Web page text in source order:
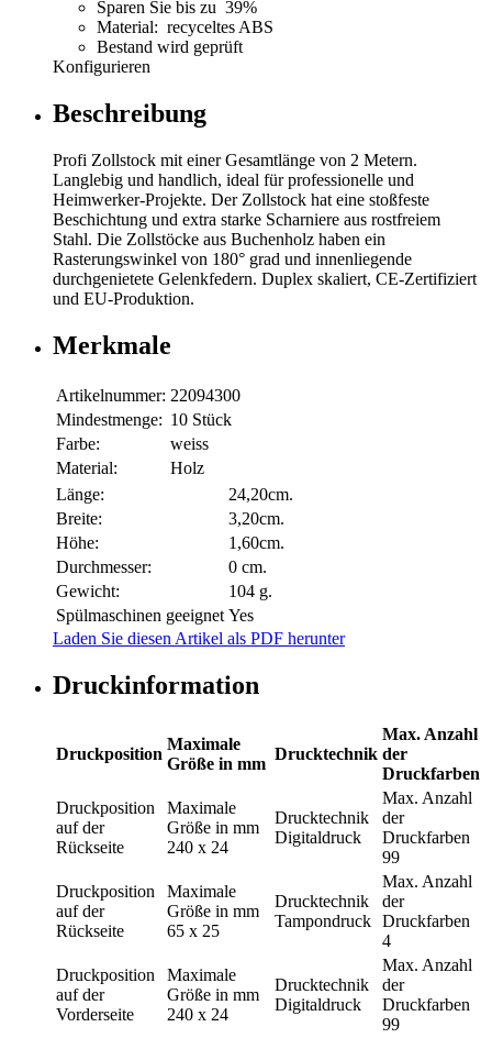
Sparen Sie bis zu 39%
Material: recyceltes ABS
Bestand wird geprüft
Konfigurieren
Beschreibung
Profi Zollstock mit einer Gesamtlänge von 2 Metern.
Langlebig und handlich, ideal für professionelle und
Heimwerker-Projekte. Der Zollstock hat eine stoßfeste
Beschichtung und extra starke Scharniere aus rostfreiem
Stahl. Die Zollstöcke aus Buchenholz haben ein
Rasterungswinkel von 180° grad und innenliegende
durchgenietete Gelenkfedern. Duplex skaliert, CE-Zertifiziert
und EU-Produktion.
Merkmale
Artikelnummer: 22094300
Mindestmenge: 10 Stück
Farbe:
weiss
Material:
Holz
Länge:
24,20cm.
Breite:
3,20cm.
Höhe:
1,60cm.
Durchmesser:
0 cm.
Gewicht:
104 g.
Spülmaschinen geeignet Yes
Laden Sie diesen Artikel als PDF herunter
Druckinformation
Druckposition
Maximale
Größe in mm
Drucktechnik
Max. Anzahl
der
Druckfarben
Druckposition
auf der
Rückseite
Maximale
Größe in mm
240 x 24
Drucktechnik
Digitaldruck
Max. Anzahl
der
Druckfarben
99
Druckposition
auf der
Rückseite
Maximale
Größe in mm
65 x 25
Drucktechnik
Tampondruck
Max. Anzahl
der
Druckfarben
4
Druckposition
auf der
Vorderseite
Maximale
Größe in mm
240 x 24
Drucktechnik
Digitaldruck
Max. Anzahl
der
Druckfarben
99